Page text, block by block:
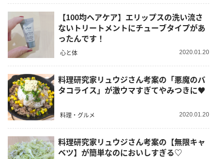
【100均ヘアケア】エリップスの洗い流さ
ないトリートメントにチューブタイプがあ
ったんです！
心と体 2020.01.20
料理研究家リュウジさん考案の「悪魔のバ
タコライス」が激ウマすぎてやみつきに♥
料理・グルメ 2020.01.20
料理研究家リュウジさん考案の【無限キャ
ベツ】が簡単なのにおいしすぎる♡